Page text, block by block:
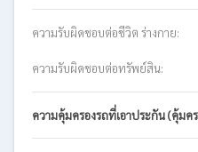
ความรับผิดชอบต่อชีวิต ร่างกาย:
ความรับผิดชอบต่อทรัพย์สิน:
ความคุ้มครองรถที่เอาประกัน (คุ้มค